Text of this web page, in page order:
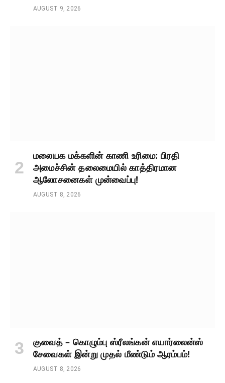
AUGUST 9, 2026
மலையக மக்களின் காணி உரிமை: பிரதி
அமைச்சின் தலைமையில் காத்திரமான
ஆலோசனைகள் முன்வைப்பு!
AUGUST 8, 2026
குவைத் – கொழும்பு ஸ்ரீலங்கன் எயார்லைன்ஸ்
சேவைகள் இன்று முதல் மீண்டும் ஆரம்பம்!
AUGUST 8, 2026